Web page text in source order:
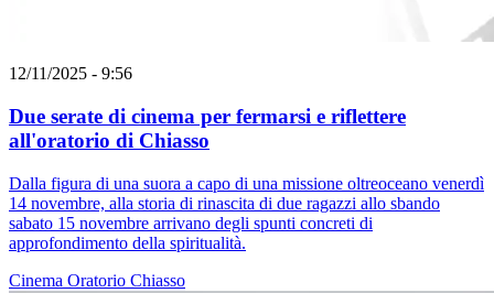
12/11/2025 - 9:56
Due serate di cinema per fermarsi e riflettere
all'oratorio di Chiasso
Dalla figura di una suora a capo di una missione oltreoceano venerdì
14 novembre, alla storia di rinascita di due ragazzi allo sbando
sabato 15 novembre arrivano degli spunti concreti di
approfondimento della spiritualità.
Cinema Oratorio Chiasso